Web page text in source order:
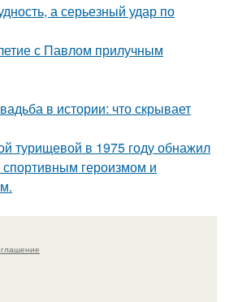
а серьезный удар по
с Павлом прилучным
в истории: что скрывает
турищевой в 1975 году обнажил
героизмом и